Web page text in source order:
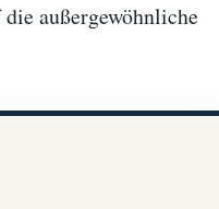
außergewöhnliche